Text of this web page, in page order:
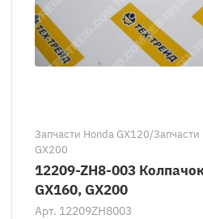
Запчасти Honda GX120/
GX200
12209-ZH8-003
GX160, GX200
Арт. 12209ZH8003